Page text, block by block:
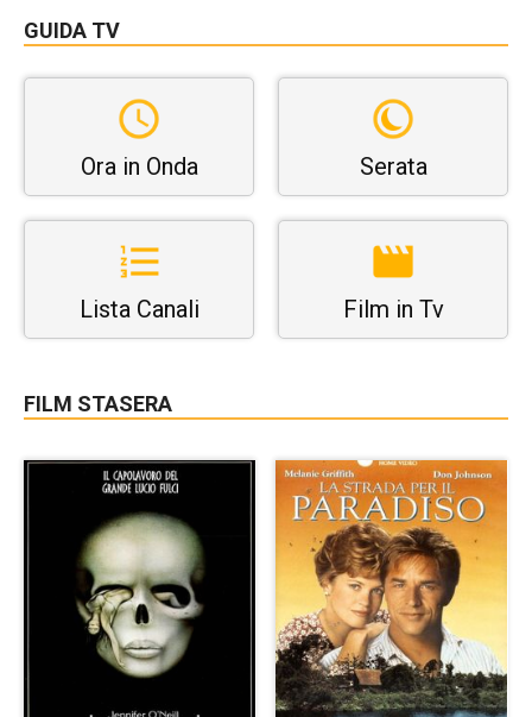
GUIDA TV
Ora in Onda Serata
Lista Canali Film in Tv
FILM STASERA